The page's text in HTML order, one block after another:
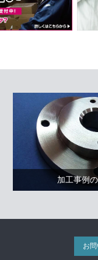
加工事例
お